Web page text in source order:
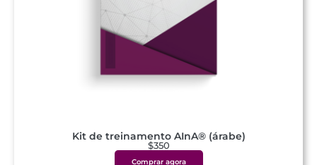
Kit de treinamento AInA® (árabe)
$350
Comprar agora